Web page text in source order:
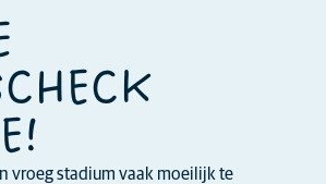
vroeg stadium vaak moeilijk te